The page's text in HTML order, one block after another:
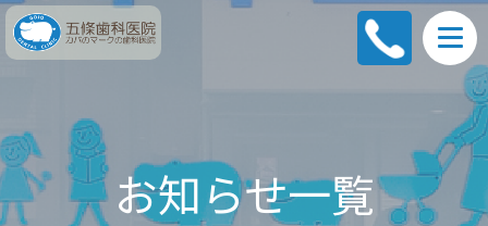
お知らせ一覧